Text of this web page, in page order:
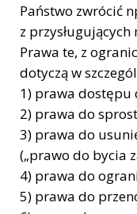
Państwo zwrócić
z przysługujących
Prawa te, z
dotyczą w
1) prawa dostępu
2) prawa do
3) prawa do
(„prawo do bycia
4) prawa do
5) prawa do